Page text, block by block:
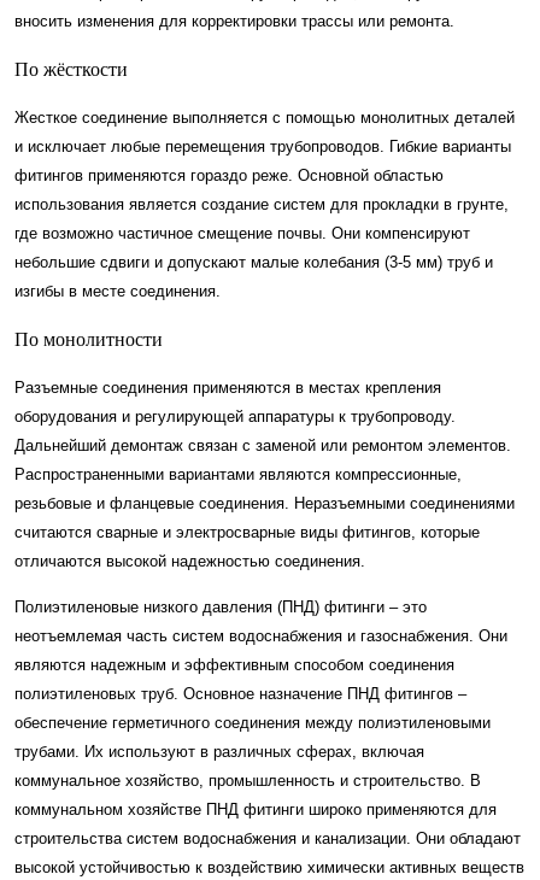
вносить изменения для корректировки трассы или ремонта.
По жёсткости
Жесткое соединение выполняется с помощью монолитных деталей
и исключает любые перемещения трубопроводов. Гибкие варианты
фитингов применяются гораздо реже. Основной областью
использования является создание систем для прокладки в грунте,
где возможно частичное смещение почвы. Они компенсируют
небольшие сдвиги и допускают малые колебания (3-5 мм) труб и
изгибы в месте соединения.
По монолитности
Разъемные соединения применяются в местах крепления
оборудования и регулирующей аппаратуры к трубопроводу.
Дальнейший демонтаж связан с заменой или ремонтом элементов.
Распространенными вариантами являются компрессионные,
резьбовые и фланцевые соединения. Неразъемными соединениями
считаются сварные и электросварные виды фитингов, которые
отличаются высокой надежностью соединения.
Полиэтиленовые низкого давления (ПНД) фитинги – это
неотъемлемая часть систем водоснабжения и газоснабжения. Они
являются надежным и эффективным способом соединения
полиэтиленовых труб. Основное назначение ПНД фитингов –
обеспечение герметичного соединения между полиэтиленовыми
трубами. Их используют в различных сферах, включая
коммунальное хозяйство, промышленность и строительство. В
коммунальном хозяйстве ПНД фитинги широко применяются для
строительства систем водоснабжения и канализации. Они обладают
высокой устойчивостью к воздействию химически активных веществ